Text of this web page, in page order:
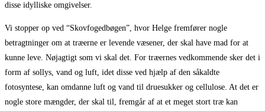
disse idylliske omgivelser.
Vi stopper op ved “Skovfogedbøgen”, hvor Helge fremfører nogle
betragtninger om at træerne er levende væsener, der skal have mad for at
kunne leve. Nøjagtigt som vi skal det. For træernes vedkommende sker det i
form af sollys, vand og luft, idet disse ved hjælp af den såkaldte
fotosyntese, kan omdanne luft og vand til druesukker og cellulose. At det er
nogle store mængder, der skal til, fremgår af at et meget stort træ kan